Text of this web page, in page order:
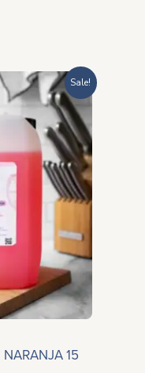
Sale!
15